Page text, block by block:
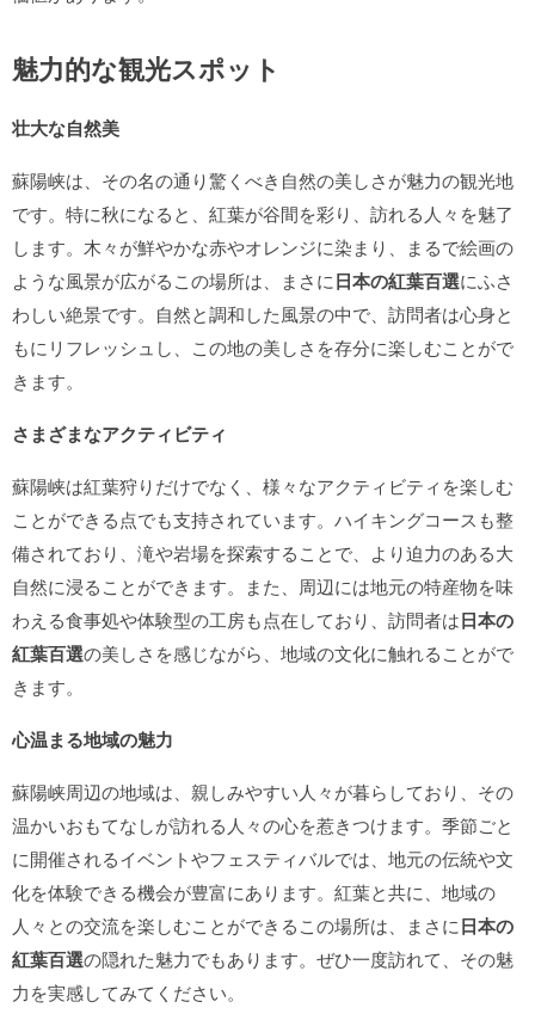
魅力的な観光スポット
壮大な自然美
蘇陽峡は、その名の通り驚くべき自然の美しさが魅力の観光地
です。特に秋になると、紅葉が谷間を彩り、訪れる人々を魅了
します。木々が鮮やかな赤やオレンジに染まり、まるで絵画の
ような風景が広がるこの場所は、まさに日本の紅葉百選にふさ
わしい絶景です。自然と調和した風景の中で、訪問者は心身と
もにリフレッシュし、この地の美しさを存分に楽しむことがで
きます。
さまざまなアクティビティ
蘇陽峡は紅葉狩りだけでなく、様々なアクティビティを楽しむ
ことができる点でも支持されています。ハイキングコースも整
備されており、滝や岩場を探索することで、より迫力のある大
自然に浸ることができます。また、周辺には地元の特産物を味
わえる食事処や体験型の工房も点在しており、訪問者は日本の
紅葉百選の美しさを感じながら、地域の文化に触れることがで
きます。
心温まる地域の魅力
蘇陽峡周辺の地域は、親しみやすい人々が暮らしており、その
温かいおもてなしが訪れる人々の心を惹きつけます。季節ごと
に開催されるイベントやフェスティバルでは、地元の伝統や文
化を体験できる機会が豊富にあります。紅葉と共に、地域の
人々との交流を楽しむことができるこの場所は、まさに日本の
紅葉百選の隠れた魅力でもあります。ぜひ一度訪れて、その魅
力を実感してみてください。